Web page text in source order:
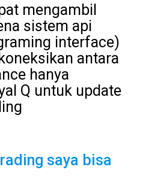
mengambil
sistem api
interface)
antara
hanya
Q untuk update
saya bisa